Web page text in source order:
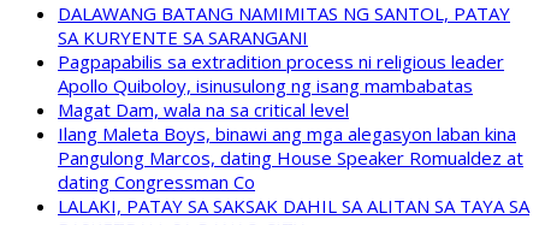
DALAWANG BATANG NAMIMITAS NG SANTOL, PATAY
SA KURYENTE SA SARANGANI
Pagpapabilis sa extradition process ni religious leader
Apollo Quiboloy, isinusulong ng isang mambabatas
Magat Dam, wala na sa critical level
Ilang Maleta Boys, binawi ang mga alegasyon laban kina
Pangulong Marcos, dating House Speaker Romualdez at
dating Congressman Co
LALAKI, PATAY SA SAKSAK DAHIL SA ALITAN SA TAYA SA